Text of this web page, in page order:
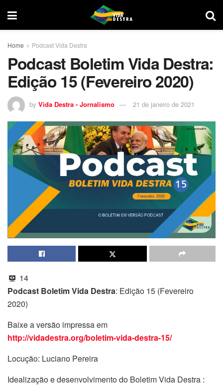
Home Podcast Vida Destra
Podcast Boletim Vida Destra:
Edição 15 (Fevereiro 2020)
by Vida Destra - Jornalismo 21 de janeiro de 2021
14
Podcast Boletim Vida Destra: Edição 15 (Fevereiro
2020)
Baixe a versão impressa em
http://vidadestra.org/boletim-vida-destra-15/
Locução: Luciano Pereira
Idealização e desenvolvimento do Boletim Vida Destra :